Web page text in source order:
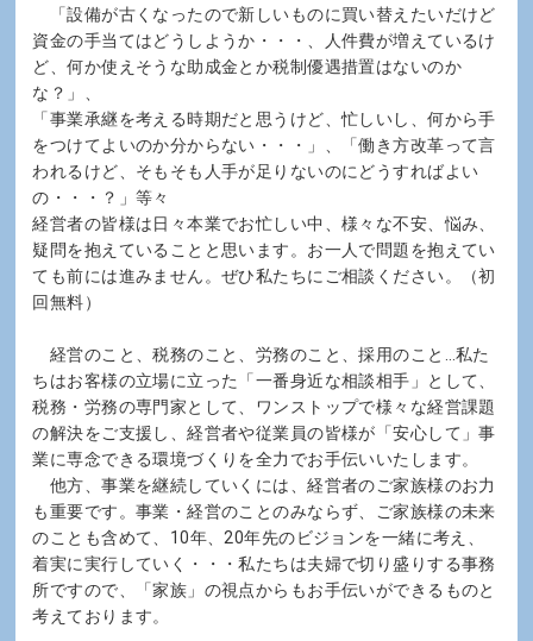
「設備が古くなったので新しいものに買い替えたいだけど
資金の手当てはどうしようか・・・、人件費が増えているけ
ど、何か使えそうな助成金とか税制優遇措置はないのか
な？」、
「事業承継を考える時期だと思うけど、忙しいし、何から手
をつけてよいのか分からない・・・」、「働き方改革って言
われるけど、そもそも人手が足りないのにどうすればよい
の・・・？」等々
経営者の皆様は日々本業でお忙しい中、様々な不安、悩み、
疑問を抱えていることと思います。お一人で問題を抱えてい
ても前には進みません。ぜひ私たちにご相談ください。（初
回無料）
経営のこと、税務のこと、労務のこと、採用のこと…私た
ちはお客様の立場に立った「一番身近な相談相手」として、
税務・労務の専門家として、ワンストップで様々な経営課題
の解決をご支援し、経営者や従業員の皆様が「安心して」事
業に専念できる環境づくりを全力でお手伝いいたします。
他方、事業を継続していくには、経営者のご家族様のお力
も重要です。事業・経営のことのみならず、ご家族様の未来
のことも含めて、10年、20年先のビジョンを一緒に考え、
着実に実行していく・・・私たちは夫婦で切り盛りする事務
所ですので、「家族」の視点からもお手伝いができるものと
考えております。